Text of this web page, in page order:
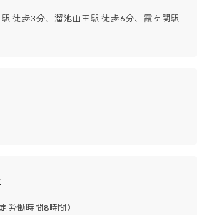
徒歩3分、溜池山王駅 徒歩6分、霞ケ関駅
労働時間8時間）